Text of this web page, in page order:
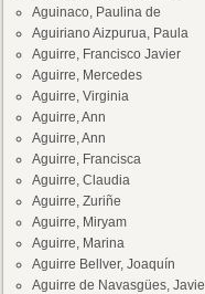
Aguinaco, Paulina de
Aguiriano Aizpurua, Paula
Aguirre, Francisco Javier
Aguirre, Mercedes
Aguirre, Virginia
Aguirre, Ann
Aguirre, Ann
Aguirre, Francisca
Aguirre, Claudia
Aguirre, Zuriñe
Aguirre, Miryam
Aguirre, Marina
Aguirre Bellver, Joaquín
Aguirre de Navasgües,